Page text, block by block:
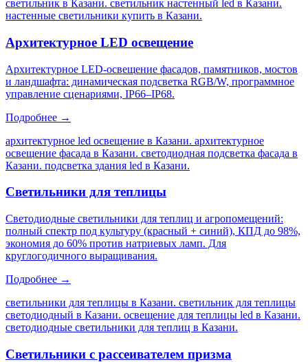
светильник в Казани. светильник настенный led в Казани.
настенные светильники купить в Казани.
Архитектурное LED освещение
Архитектурное LED-освещение фасадов, памятников, мостов
и ландшафта: динамическая подсветка RGB/W, программное
управление сценариями, IP66–IP68.
Подробнее →
архитектурное led освещение в Казани. архитектурное
освещение фасада в Казани. светодиодная подсветка фасада в
Казани. подсветка здания led в Казани.
Светильники для теплицы
Светодиодные светильники для теплиц и агропомещений:
полный спектр под культуру (красный + синий), КПД до 98%,
экономия до 60% против натриевых ламп. Для
круглогодичного выращивания.
Подробнее →
светильники для теплицы в Казани. светильник для теплицы
светодиодный в Казани. освещение для теплицы led в Казани.
светодиодные светильники для теплиц в Казани.
Светильники с рассеивателем призма